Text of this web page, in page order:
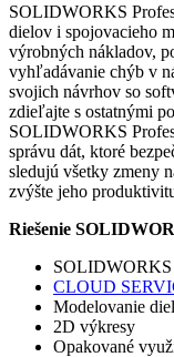
SOLIDWORKS
dielov i spojovacieho
výrobných nákladov,
vyhľadávanie chýb v
svojich návrhov so
zdieľajte s ostatnými
SOLIDWORKS
správu dát, ktoré
sledujú všetky zmeny
zvýšte jeho
Riešenie
CLOUD
Modelovanie
2D výkresy
Opakované